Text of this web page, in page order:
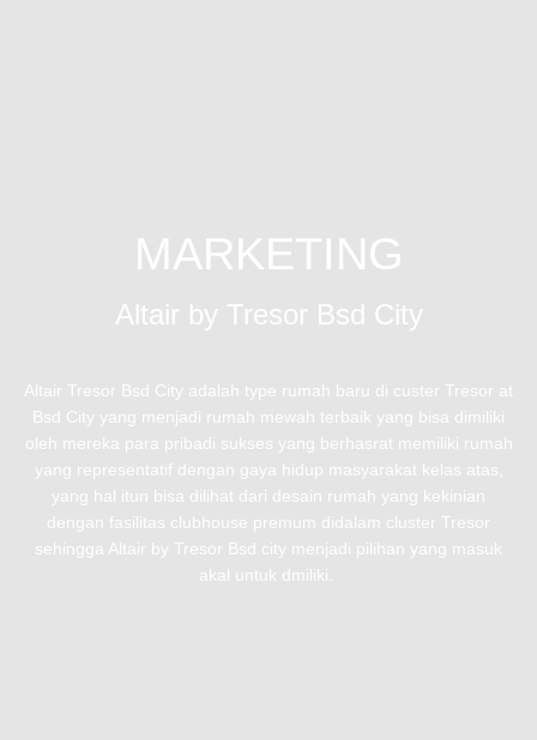
MARKETING
Altair by Tresor Bsd City
Altair Tresor Bsd City adalah type rumah baru di custer Tresor at
Bsd City yang menjadi rumah mewah terbaik yang bisa dimiliki
oleh mereka para pribadi sukses yang berhasrat memiliki rumah
yang representatif dengan gaya hidup masyarakat kelas atas,
yang hal itun bisa dilihat dari desain rumah yang kekinian
dengan fasilitas clubhouse premum didalam cluster Tresor
sehingga Altair by Tresor Bsd city menjadi pilihan yang masuk
akal untuk dmiliki.